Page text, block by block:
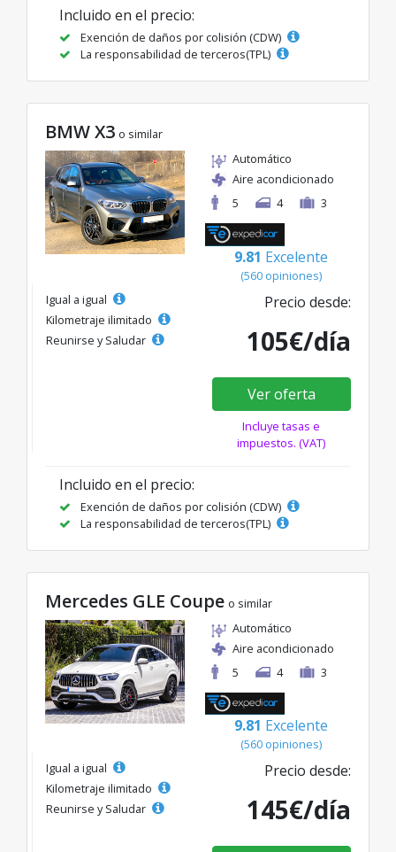
Incluido en el precio:
Exención de daños por colisión (CDW)
La responsabilidad de terceros(TPL)
BMW X3 o similar
Automático
Aire acondicionado
5
4 3
9.81 Excelente
(560 opiniones)
Igual a igual
Kilometraje ilimitado
Reunirse y Saludar
Precio desde:
105€/día
Ver oferta
Incluye tasas e
impuestos. (VAT)
Incluido en el precio:
Exención de daños por colisión (CDW)
La responsabilidad de terceros(TPL)
Mercedes GLE Coupe o similar
Automático
Aire acondicionado
5
4 3
9.81 Excelente
(560 opiniones)
Igual a igual
Kilometraje ilimitado
Reunirse y Saludar
Precio desde:
145€/día